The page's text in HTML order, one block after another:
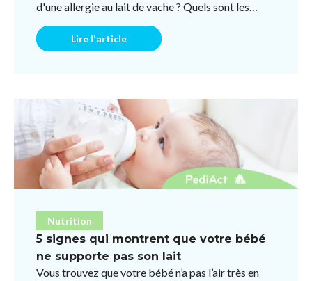
d'une allergie au lait de vache ? Quels sont les
Lire l'article
Nutrition
5 signes qui montrent que votre bébé
ne supporte pas son lait
Vous trouvez que votre bébé n’a pas l’air très en